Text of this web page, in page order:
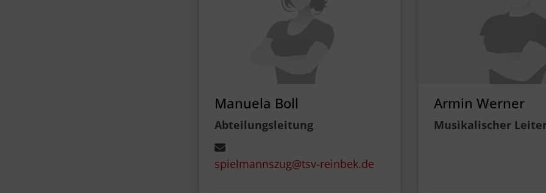
Manuela Boll
Abteilungsleitung
spielmannszug@tsv-reinbek.de
Armin Werner
Musikalischer